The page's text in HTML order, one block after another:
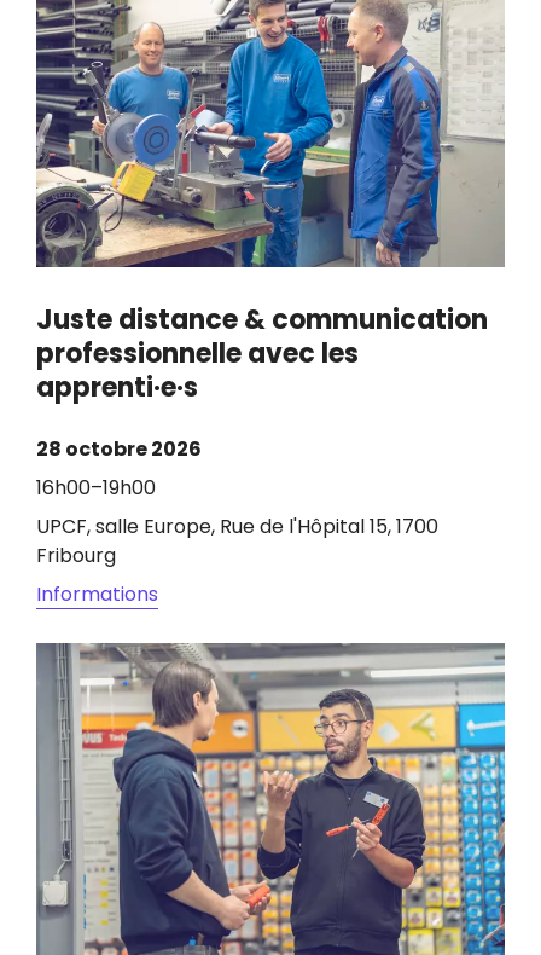
Juste distance & communication
professionnelle avec les
apprenti·e·s
28 octobre 2026
16h00–19h00
UPCF, salle Europe, Rue de l'Hôpital 15, 1700
Fribourg
Informations
Image